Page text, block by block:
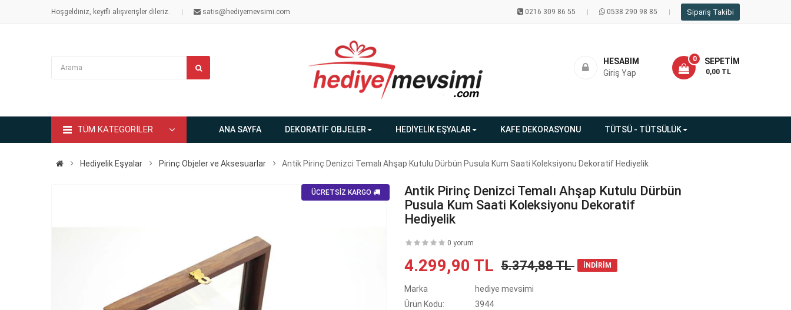
Hoşgeldiniz, keyifli alışverişler dileriz. satis@hediyemevsimi.com 0216 309 86 55 0538 290 98 85 Sipariş Takibi
SEPETIM
0
- 0,00 TL
HESABIM
Giriş Yap
TÜM KATEGORİLER ANA SAYFA DEKORATİF OBJELER HEDİYELİK EŞYALAR KAFE DEKORASYONU TÜTSÜ - TÜTSÜLÜK
Hediyelik Eşyalar Pirinç Objeler ve Aksesuarlar Antik Pirinç Denizci Temalı Ahşap Kutulu Dürbün Pusula Kum Saati Koleksiyonu Dekoratif Hediyelik
ÜCRETSİZ KARGO
Antik Pirinç Denizci Temalı Ahşap Kutulu Dürbün
Pusula Kum Saati Koleksiyonu Dekoratif
Hediyelik
0 yorum
4.299,90 TL 5.374,88 TL İNDİRİM
Marka
hediye mevsimi
Ürün Kodu:
3944